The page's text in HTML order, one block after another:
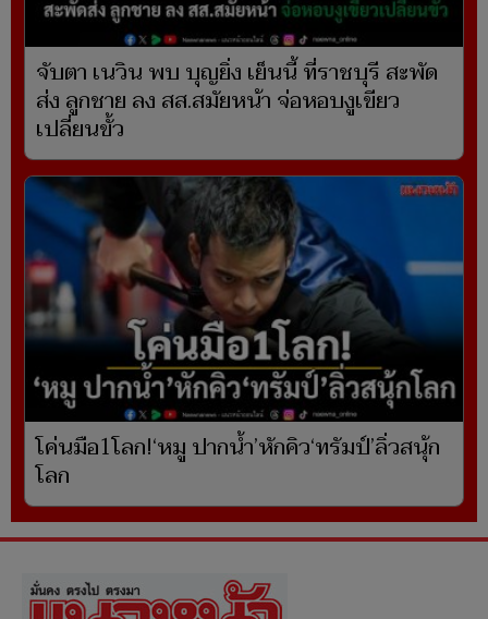
จับตา เนวิน พบ บุญยิ่ง เย็นนี้ ที่ราชบุรี สะพัด
ส่ง ลูกชาย ลง สส.สมัยหน้า จ่อหอบงูเขียว
เปลี่ยนขั้ว
โค่นมือ1โลก!‘หมู ปากน้ำ’หักคิว‘ทรัมป์’ลิ่วสนุ้ก
โลก